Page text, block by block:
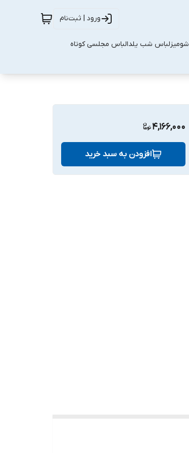
ورود | ثبت‌نام
شومیزلباس شب یلدالباس مجلسی کوتاه
4,166,000
افزودن به سبد خرید